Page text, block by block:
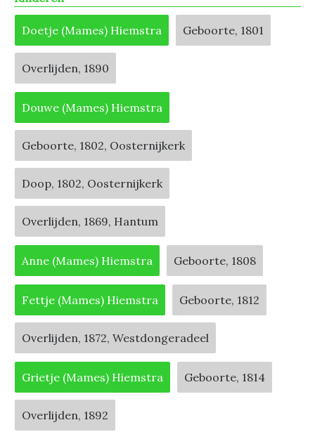
Doetje (Mames) Hiemstra Geboorte, 1801
Overlijden, 1890
Douwe (Mames) Hiemstra
Geboorte, 1802, Oosternijkerk
Doop, 1802, Oosternijkerk
Overlijden, 1869, Hantum
Anne (Mames) Hiemstra Geboorte, 1808
Fettje (Mames) Hiemstra Geboorte, 1812
Overlijden, 1872, Westdongeradeel
Grietje (Mames) Hiemstra Geboorte, 1814
Overlijden, 1892